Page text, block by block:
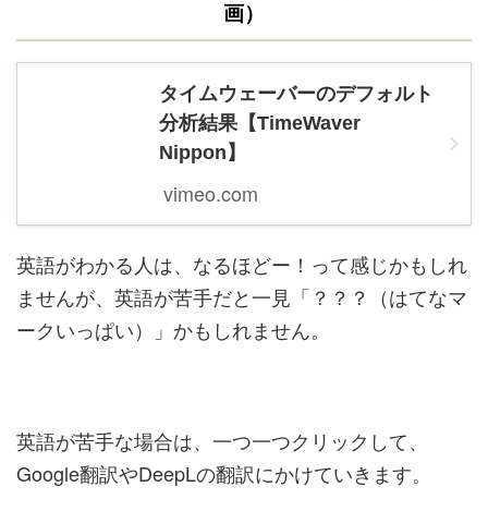
画）
タイムウェーバーのデフォルト
分析結果【TimeWaver
Nippon】
vimeo.com
英語がわかる人は、なるほどー！って感じかもしれ
ませんが、英語が苦手だと一見「？？？（はてなマ
ークいっぱい）」かもしれません。
英語が苦手な場合は、一つ一つクリックして、
Google翻訳やDeepLの翻訳にかけていきます。